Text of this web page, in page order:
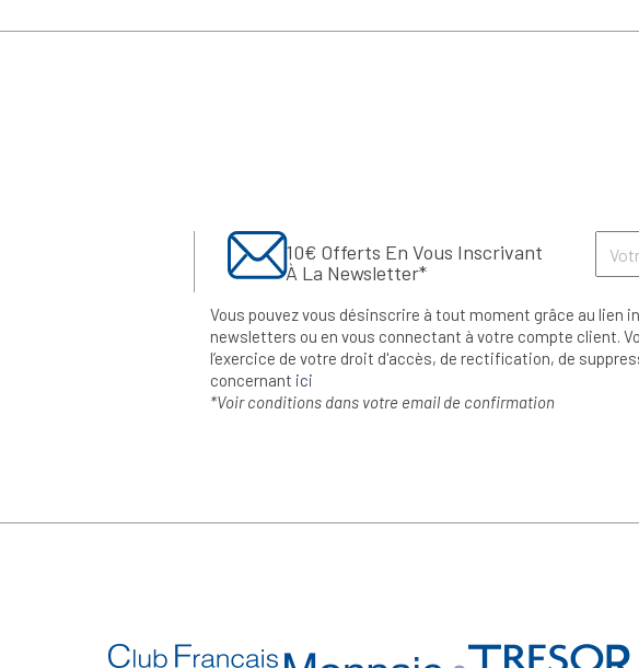
10€ Offerts En Vous Inscrivant
À La Newsletter*
Vous pouvez vous désinscrire à tout moment grâce au lien
newsletters ou en vous connectant à votre compte client.
l’exercice de votre droit d'accès, de rectification, de
concernant ici
*Voir conditions dans votre email de confirmation